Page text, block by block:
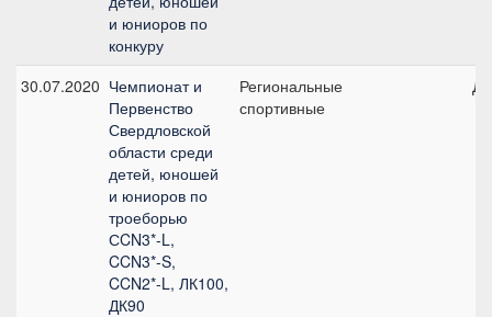
и юниоров по
конкуру
30.07.2020 Чемпионат и
Первенство
Свердловской
области среди
детей, юношей
и юниоров по
троеборью
СCN3*-L,
CCN3*-S,
CCN2*-L, ЛК100,
ДК90
Региональные
спортивные